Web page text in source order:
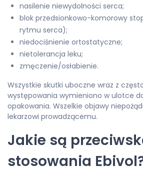
nasilenie niewydolności serca;
blok przedsionkowo-komorowy
rytmu serca);
niedociśnienie ortostatyczne;
nietolerancja leku;
zmęczenie/osłabienie.
Wszystkie skutki uboczne wraz z
występowania wymieniono w ulotce
opakowania. Wszelkie objawy
lekarzowi prowadzącemu.
Jakie są
stosowania